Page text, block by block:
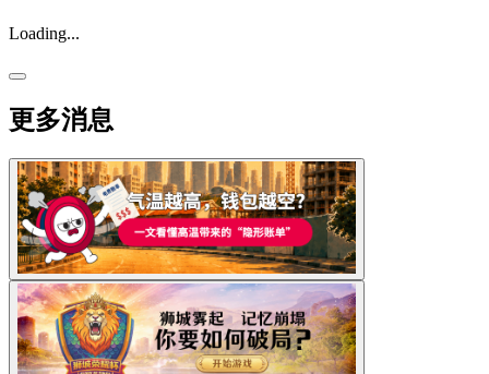
Loading...
更多消息